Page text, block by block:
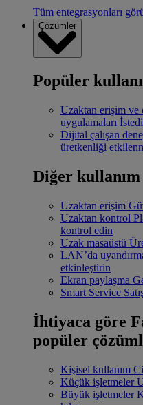
Tüm entegrasyonları
Çözümler
Popüler
Uzaktan erişim ve
uygulamaları
Dijital çalışan
üretkenliği
Diğer
Uzaktan erişim
Uzaktan kontrol
kontrol edin
Uzak masaüstü
LAN’da
etkinleştirin
Ekran paylaşma
Smart Service
İhtiyaca göre
popüler
Kişisel kullanım
Küçük işletmeler
Büyük işletmeler